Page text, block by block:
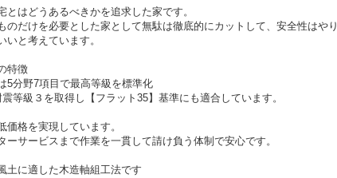
とはどうあるべきかを追求した家です。
のだけを必要とした家として無駄は徹底的にカットして、安全性はやり
いと考えています。
特徴
5分野7項目で最高等級を標準化
等級３を取得し【フラット35】基準にも適合しています。
価格を実現しています。
ーサービスまで作業を一貫して請け負う体制で安心です。
土に適した木造軸組工法です